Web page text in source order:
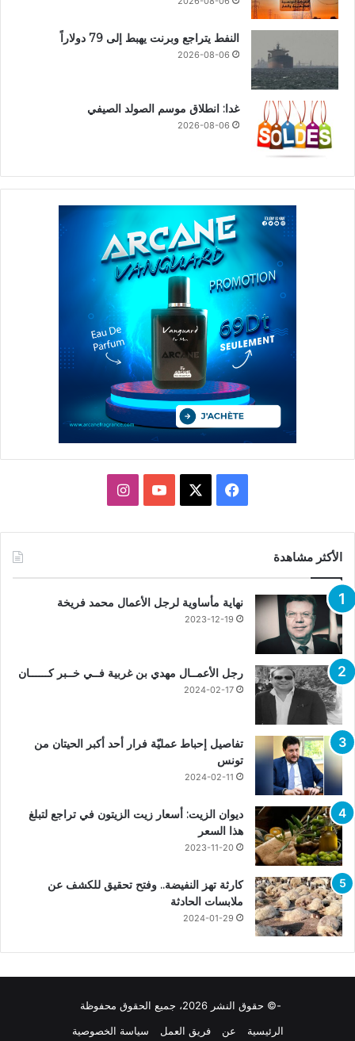
النفط يتراجع وبرنت يهبط إلى 79 دولاراً
2026-08-06
غدا: انطلاق موسم الصولد الصيفي
2026-08-06
فيسبوك يوتيوبانستقرام
الأكثر مشاهدة
نهاية مأساوية لرجل الأعمال محمد فريخة
2023-12-19
رجل الأعمــال مهدي بن غربية فــي خــبر كــــــان
2024-02-17
تفاصيل إحباط عمليّة فرار أحد أكبر الحيتان من
تونس
2024-02-11
ديوان الزيت: أسعار زيت الزيتون في تراجع لتبلغ
هذا السعر
2023-11-20
كارثة تهز النفيضة.. وفتح تحقيق للكشف عن
ملابسات الحادثة
2024-01-29
-© حقوق النشر 2026، جميع الحقوق محفوظة
الرئيسية
عن فريق العمل سياسة الخصوصية